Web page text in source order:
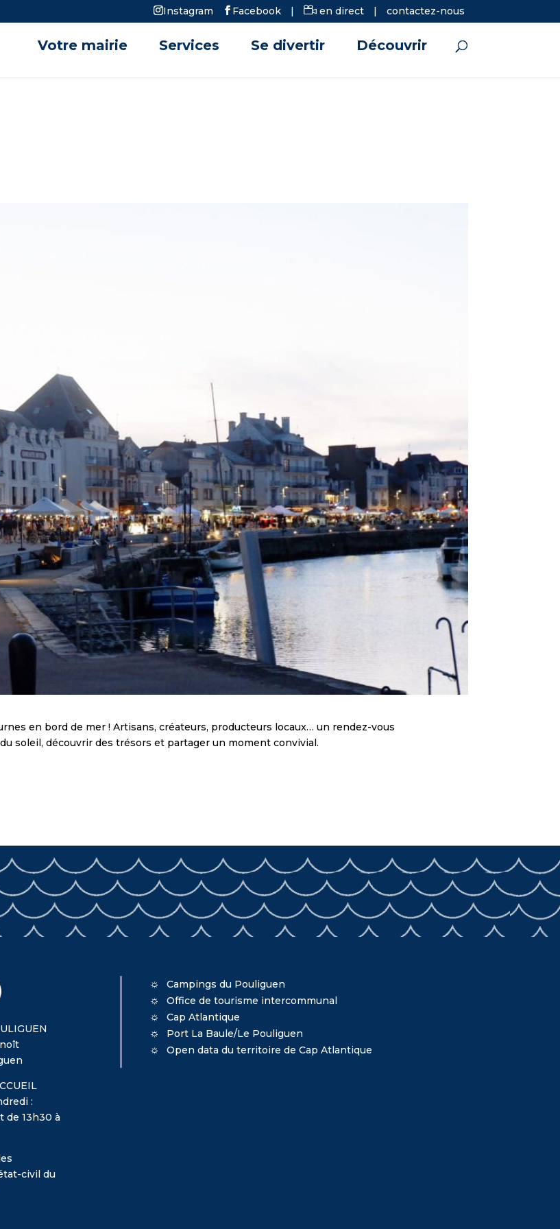
Instagram Facebook | en direct | contactez-nous
Votre mairie Services Se divertir Découvrir
en bord de mer ! Artisans, créateurs, producteurs locaux… un rendez-vous
soleil, découvrir des trésors et partager un moment convivial.
:
de 13h30 à
civil du
Campings du Pouliguen
Office de tourisme intercommunal
Cap Atlantique
Port La Baule/Le Pouliguen
Open data du territoire de Cap Atlantique